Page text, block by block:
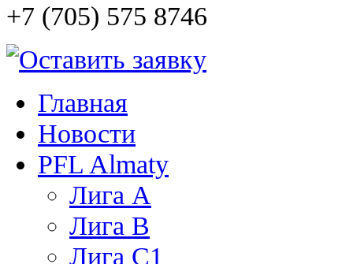
+7 (705) 575 8746
Главная
Новости
PFL Almaty
Лига A
Лига В
Лига С1